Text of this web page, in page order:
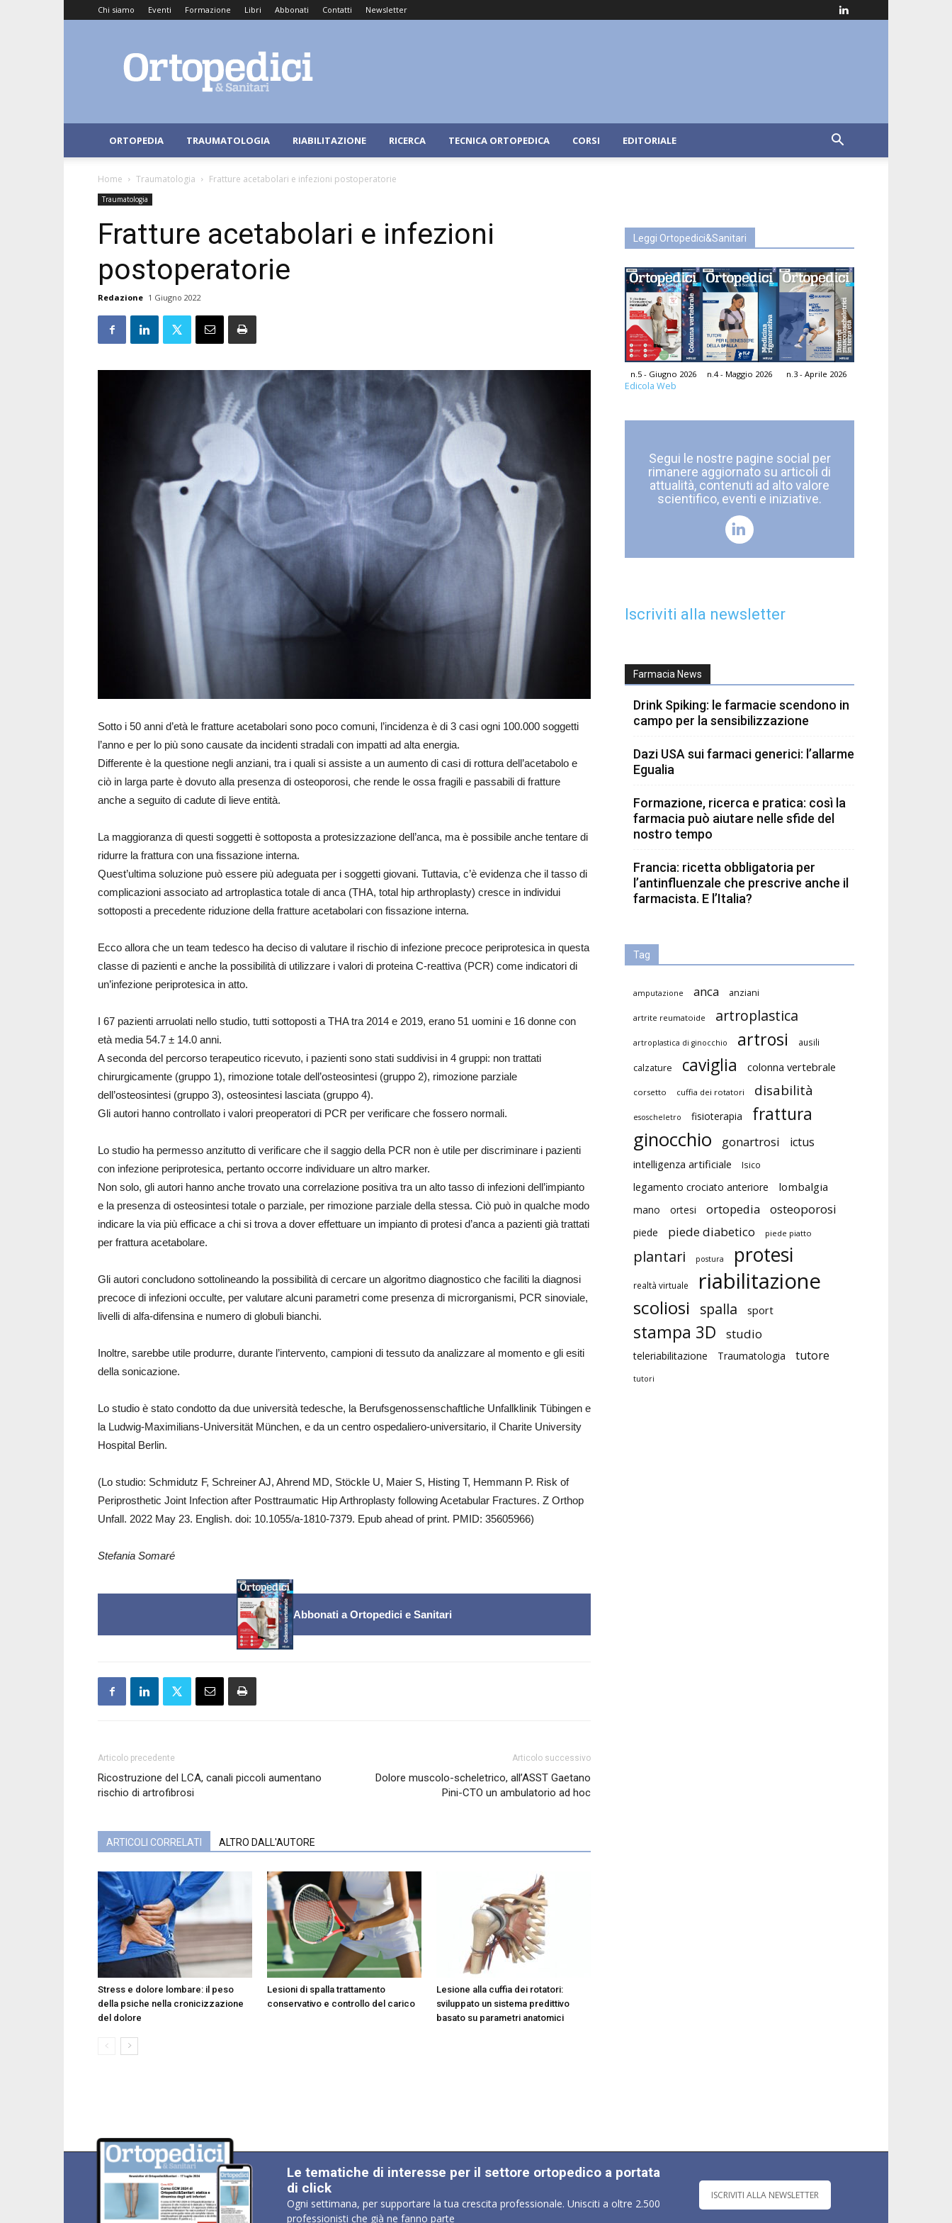
Chi siamo Eventi Formazione Libri Abbonati Contatti Newsletter
e
Sanitari
ORTOPEDIA TRAUMATOLOGIA RIABILITAZIONE RICERCA TECNICA ORTOPEDICA CORSI EDITORIALE
Home Traumatologia Fratture acetabolari e infezioni postoperatorie
Traumatologia
Fratture acetabolari e infezioni
postoperatorie
Redazione 1 Giugno 2022
Sotto i 50 anni d’età le fratture acetabolari sono poco comuni, l’incidenza è di 3 casi ogni 100.000 soggetti
l’anno e per lo più sono causate da incidenti stradali con impatti ad alta energia.
Differente è la questione negli anziani, tra i quali si assiste a un aumento di casi di rottura dell’acetabolo e
ciò in larga parte è dovuto alla presenza di osteoporosi, che rende le ossa fragili e passabili di fratture
anche a seguito di cadute di lieve entità.
La maggioranza di questi soggetti è sottoposta a protesizzazione dell’anca, ma è possibile anche tentare di
ridurre la frattura con una fissazione interna.
Quest’ultima soluzione può essere più adeguata per i soggetti giovani. Tuttavia, c’è evidenza che il tasso di
complicazioni associato ad artroplastica totale di anca (THA, total hip arthroplasty) cresce in individui
sottoposti a precedente riduzione della fratture acetabolari con fissazione interna.
Ecco allora che un team tedesco ha deciso di valutare il rischio di infezione precoce periprotesica in questa
classe di pazienti e anche la possibilità di utilizzare i valori di proteina C-reattiva (PCR) come indicatori di
un’infezione periprotesica in atto.
I 67 pazienti arruolati nello studio, tutti sottoposti a THA tra 2014 e 2019, erano 51 uomini e 16 donne con
età media 54.7 ± 14.0 anni.
A seconda del percorso terapeutico ricevuto, i pazienti sono stati suddivisi in 4 gruppi: non trattati
chirurgicamente (gruppo 1), rimozione totale dell’osteosintesi (gruppo 2), rimozione parziale
dell’osteosintesi (gruppo 3), osteosintesi lasciata (gruppo 4).
Gli autori hanno controllato i valori preoperatori di PCR per verificare che fossero normali.
Lo studio ha permesso anzitutto di verificare che il saggio della PCR non è utile per discriminare i pazienti
con infezione periprotesica, pertanto occorre individuare un altro marker.
Non solo, gli autori hanno anche trovato una correlazione positiva tra un alto tasso di infezioni dell’impianto
e la presenza di osteosintesi totale o parziale, per rimozione parziale della stessa. Ciò può in qualche modo
indicare la via più efficace a chi si trova a dover effettuare un impianto di protesi d’anca a pazienti già trattati
per frattura acetabolare.
Gli autori concludono sottolineando la possibilità di cercare un algoritmo diagnostico che faciliti la diagnosi
precoce di infezioni occulte, per valutare alcuni parametri come presenza di microrganismi, PCR sinoviale,
livelli di alfa-difensina e numero di globuli bianchi.
Inoltre, sarebbe utile produrre, durante l’intervento, campioni di tessuto da analizzare al momento e gli esiti
della sonicazione.
Lo studio è stato condotto da due università tedesche, la Berufsgenossenschaftliche Unfallklinik Tübingen e
la Ludwig-Maximilians-Universität München, e da un centro ospedaliero-universitario, il Charite University
Hospital Berlin.
(Lo studio: Schmidutz F, Schreiner AJ, Ahrend MD, Stöckle U, Maier S, Histing T, Hemmann P. Risk of
Periprosthetic Joint Infection after Posttraumatic Hip Arthroplasty following Acetabular Fractures. Z Orthop
Unfall. 2022 May 23. English. doi: 10.1055/a-1810-7379. Epub ahead of print. PMID: 35605966)
Stefania Somaré
Abbonati a Ortopedici e Sanitari
Articolo precedente
Ricostruzione del LCA, canali piccoli aumentano
rischio di artrofibrosi
Articolo successivo
Dolore muscolo-scheletrico, all’ASST Gaetano
Pini-CTO un ambulatorio ad hoc
ARTICOLI CORRELATI ALTRO DALL'AUTORE
Stress e dolore lombare: il peso
della psiche nella cronicizzazione
del dolore
Lesioni di spalla trattamento
conservativo e controllo del carico
Lesione alla cuffia dei rotatori:
sviluppato un sistema predittivo
basato su parametri anatomici
Leggi Ortopedici&Sanitari
n.5 - Giugno 2026 n.4 - Maggio 2026 n.3 - Aprile 2026
Edicola Web
Segui le nostre pagine social per
rimanere aggiornato su articoli di
attualità, contenuti ad alto valore
scientifico, eventi e iniziative.
Iscriviti alla newsletter
Farmacia News
Drink Spiking: le farmacie scendono in
campo per la sensibilizzazione
Dazi USA sui farmaci generici: l’allarme
Egualia
Formazione, ricerca e pratica: così la
farmacia può aiutare nelle sfide del
nostro tempo
Francia: ricetta obbligatoria per
l’antinfluenzale che prescrive anche il
farmacista. E l’Italia?
Tag
amputazione anca anziani
artrite reumatoide artroplastica
artroplastica di ginocchio artrosi ausili
calzature caviglia colonna vertebrale
corsetto cuffia dei rotatori disabilità
esoscheletro fisioterapia frattura
ginocchio gonartrosi ictus
intelligenza artificiale Isico
legamento crociato anteriore lombalgia
mano ortesi ortopedia osteoporosi
piede piede diabetico piede piatto
plantari postura protesi
realtà virtuale riabilitazione
scoliosi spalla sport
stampa 3D studio
teleriabilitazione Traumatologia tutore
tutori
Le tematiche di interesse per il settore ortopedico a portata
di click
Ogni settimana, per supportare la tua crescita professionale. Unisciti a oltre 2.500
professionisti che già ne fanno parte
ISCRIVITI ALLA NEWSLETTER